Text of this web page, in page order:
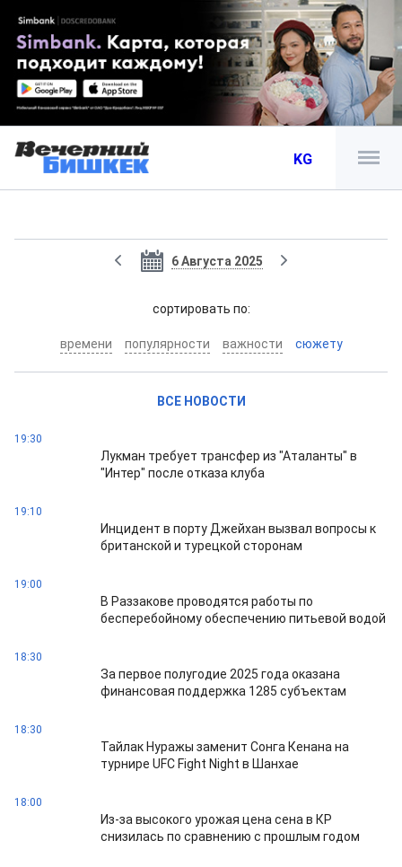
KG
6 Августа 2025
cортировать по:
времени популярности важности сюжету
ВСЕ НОВОСТИ
19:30
Лукман требует трансфер из "Аталанты" в
"Интер" после отказа клуба
19:10
Инцидент в порту Джейхан вызвал вопросы к
британской и турецкой сторонам
19:00
В Раззакове проводятся работы по
бесперебойному обеспечению питьевой водой
18:30
За первое полугодие 2025 года оказана
финансовая поддержка 1285 субъектам
18:30
Тайлак Нуражы заменит Сонга Кенана на
турнире UFC Fight Night в Шанхае
18:00
Из-за высокого урожая цена сена в КР
снизилась по сравнению с прошлым годом